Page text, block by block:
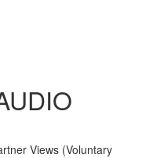
Views (Voluntary